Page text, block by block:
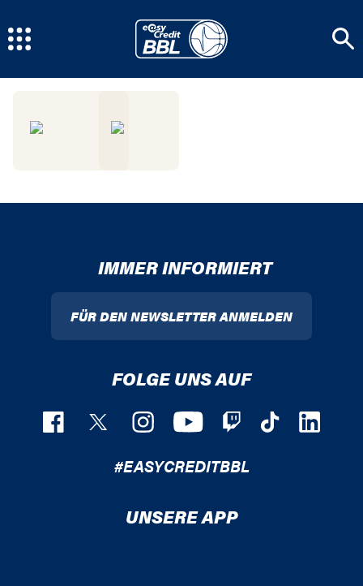
IMMER INFORMIERT
FÜR DEN NEWSLETTER ANMELDEN
FOLGE UNS AUF
#EASYCREDITBBL
UNSERE APP